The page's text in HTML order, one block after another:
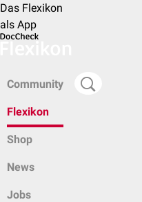
Das Flexikon
als App
Community
Flexikon
Shop
News
Jobs